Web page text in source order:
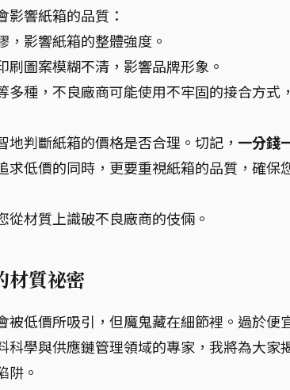
響紙箱的品質：
影響紙箱的整體強度。
圖案模糊不清，影響品牌形象。
種，不良廠商可能使用不牢固的接合方式，
判斷紙箱的價格是否合理。切記， 一分錢
求低價的同時，更要重視紙箱的品質，確保
從材質上識破不良廠商的伎倆。
材質祕密
低價所吸引，但魔鬼藏在細節裡。過於便
學與供應鏈管理領域的專家，我將為大家
阱。